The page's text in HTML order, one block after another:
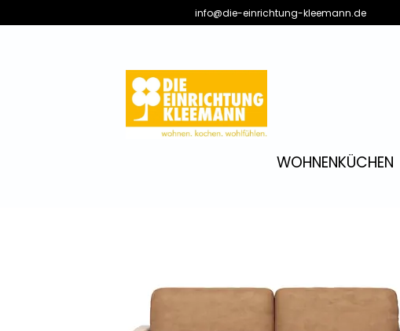
info@die-einrichtung-kleemann.de
WOHNENKÜCHEN